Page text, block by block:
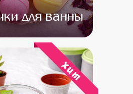
для ванны
от 12 000
хит